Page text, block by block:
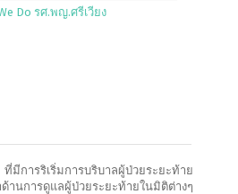
Do รศ.พญ.ศรีเวียง
การริเริ่มการบริบาลผู้ป่วยระยะท้าย
นการดูแลผู้ป่วยระยะท้ายในมิติต่างๆ